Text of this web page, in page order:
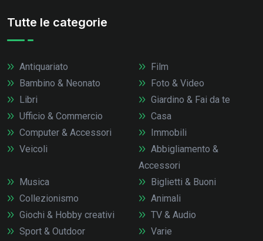
Tutte le categorie
Antiquariato
Bambino & Neonato
Libri
Ufficio & Commercio
Computer & Accessori
Veicoli
Film
Foto & Video
Giardino & Fai da te
Casa
Immobili
Abbigliamento &
Accessori
Musica
Collezionismo
Giochi & Hobby creativi
Sport & Outdoor
Biglietti & Buoni
Animali
TV & Audio
Varie